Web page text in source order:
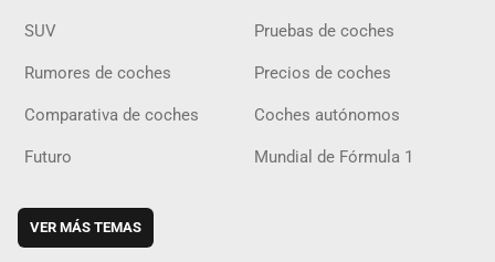
SUV Pruebas de coches
Rumores de coches Precios de coches
Comparativa de coches Coches autónomos
Futuro Mundial de Fórmula 1
VER MÁS TEMAS